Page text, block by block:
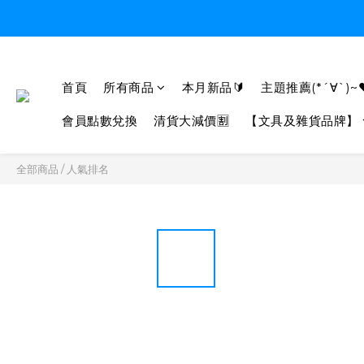
首頁 所有商品 本月新品🔰 主題推薦
會員點數兌換 清貨大減價🈹 【文具及雜貨品牌】
全部商品 / 人氣排名